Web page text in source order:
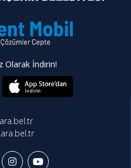
Olarak İndirin!